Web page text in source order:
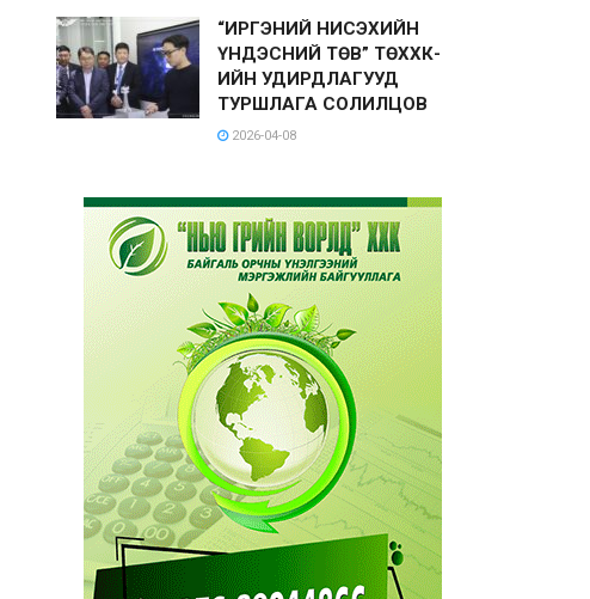
“ИРГЭНИЙ НИСЭХИЙН
ҮНДЭСНИЙ ТӨВ” ТӨХХК-
ИЙН УДИРДЛАГУУД
ТУРШЛАГА СОЛИЛЦОВ
2026-04-08